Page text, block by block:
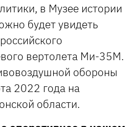
в Музее истории
будет увидеть
вертолета Ми-35М.
обороны
2022 года на
области.